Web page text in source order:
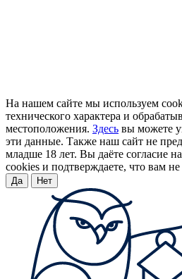
На нашем сайте мы используем
технического характера и
местоположения. Здесь вы можете
эти данные. Также наш сайт не
младше 18 лет. Вы даёте согласие
cookies и подтверждаете, что вам
Да Нет